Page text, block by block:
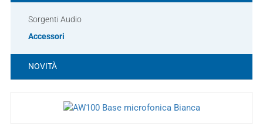
Sorgenti Audio
Accessori
NOVITÀ